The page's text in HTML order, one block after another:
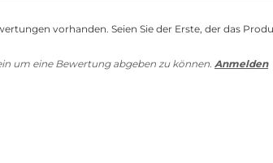
vorhanden. Seien Sie der Erste, der das
um eine Bewertung abgeben zu können. Anmelden